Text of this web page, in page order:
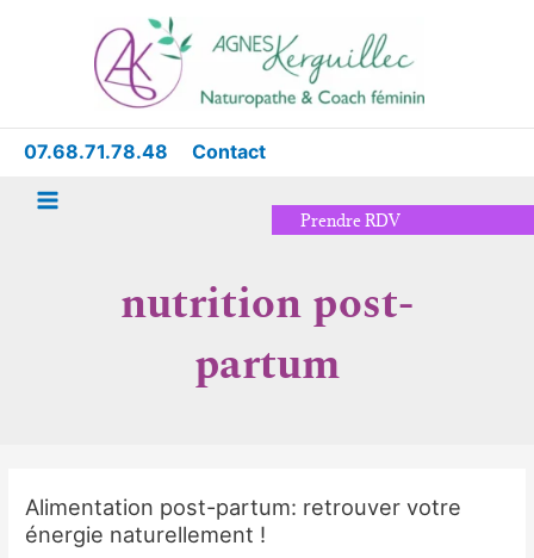
07.68.71.78.48 Contact
Menu
Prendre RDV
nutrition post-
partum
Alimentation post-partum: retrouver votre
énergie naturellement !
Alimentation
post-